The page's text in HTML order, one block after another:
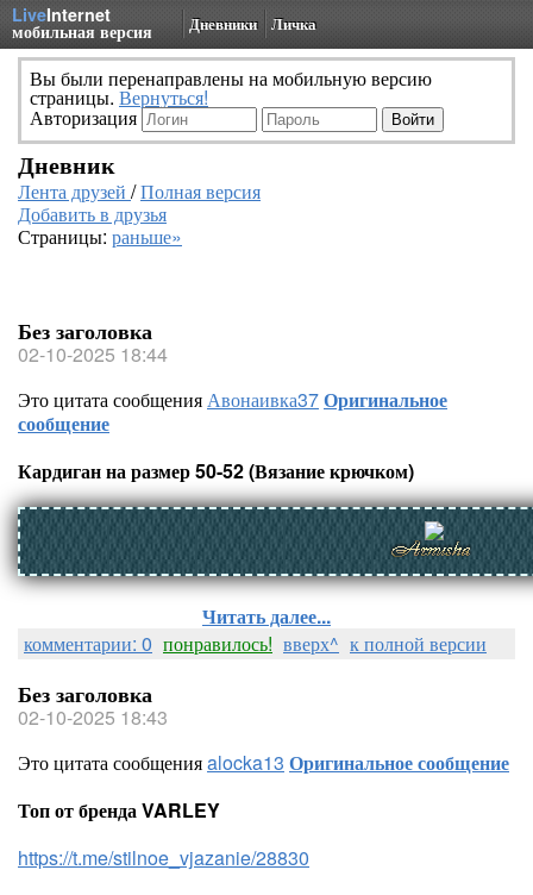
LiveInternet
мобильная версия Дневники Личка
Вы были перенаправлены на мобильную версию
страницы. Вернуться!
Авторизация
Дневник
Лента друзей /Полная версия
Добавить в друзья
Страницы: раньше»
Без заголовка
02-10-2025 18:44
Это цитата сообщенияАвонаивка37Оригинальное
сообщение
Кардиган на размер 50-52 (Вязание крючком)
Читать далее...
комментарии: 0 понравилось! вверх^ к полной версии
Без заголовка
02-10-2025 18:43
Это цитата сообщенияalocka13 Оригинальное сообщение
Топ от бренда VARLEY
https://t.me/stilnoe_vjazanie/28830